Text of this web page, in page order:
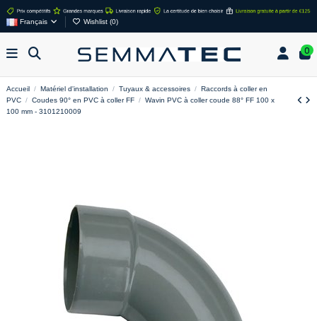
Français Wishlist (0)
0
Accueil Matériel d'installation Tuyaux & accessoires
Raccords à coller en
PVC
Coudes 90° en PVC à coller FF
Wavin PVC à coller coude 88° FF 100 x
100 mm - 3101210009